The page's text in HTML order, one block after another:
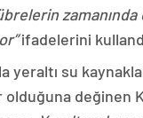
ifadelerini
yeraltı su
değinen